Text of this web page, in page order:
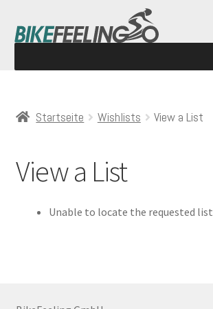
Startseite Wishlists View a List
View a List
Unable to locate the requested list